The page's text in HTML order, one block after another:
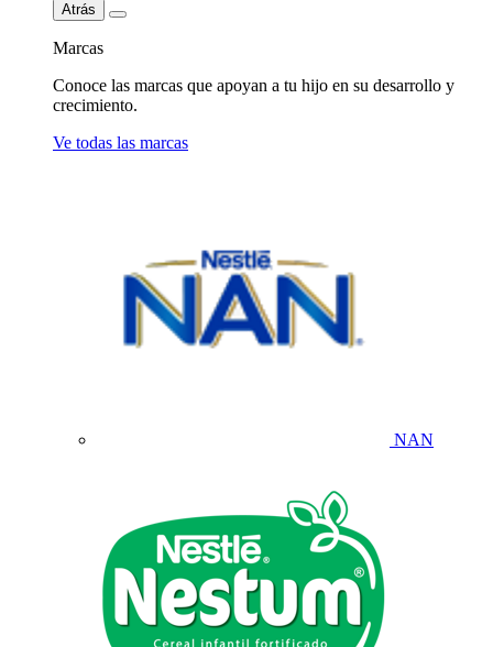
Atrás
Marcas
Conoce las marcas que apoyan a tu hijo en su desarrollo y
crecimiento.
Ve todas las marcas
NAN